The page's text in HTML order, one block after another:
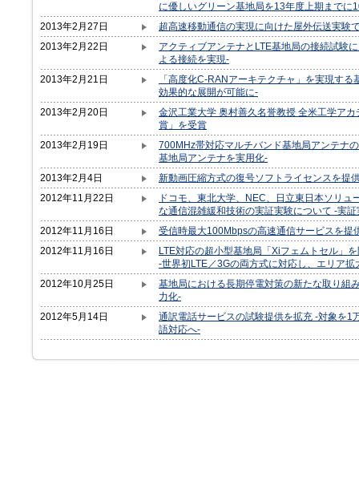
に優しいグリーン基地局を13年度上期までに
2013年2月27日
超高速移動通信の実現に向けた屋外伝送実験
2013年2月22日
アクティブアンテナとLTE基地局の接続試験
よる接続を実現-
2013年2月21日
「高度化C-RANアーキテクチャ」を実現す
効果的な展開が可能に-
2013年2月20日
金沢工業大学 奥村善久名誉教授 全米工学ア
賞」を受賞
2013年2月19日
700MHz帯対応マルチバンド基地局アンテナ
基地局アンテナを実用化-
2013年2月4日
新動画圧縮方式の復号ソフトライセンスを提
2012年11月22日
ドコモ、東北大学、NEC、日立東日本ソリ
な通信混雑緩和技術の実証実験について -実
2012年11月16日
受信時最大100Mbpsの高速通信サービスを提
2012年11月16日
LTE対応の超小型基地局「Xiフェムトセル」
-世界初LTE／3Gの両方式に対応し、エリア
2012年10月25日
基地局における長期停電対策の新たな取り組
力化-
2012年5月14日
通訳電話サービスの試験提供を拡充 -対象を
語対応へ-